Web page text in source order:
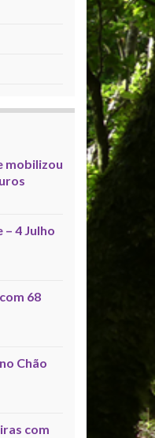
mobilizou
4 Julho
68
Chão
com